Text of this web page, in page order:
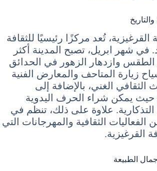
تُعد مركزًا رئيسيًا للثقافة
في شهر ابريل، تصبح المدينة أكثر
الطقس وازدهار الزهور في الحدائق
زيارة المتاحف والمعارض الفنية
الثقافي الغني، بالإضافة إلى
حيث يمكن شراء الحرف اليدوية
التذكارية. علاوة على ذلك، تنظم في
الفعاليات الثقافية والمهرجانات التي
القرغيزية.
الطبيعة